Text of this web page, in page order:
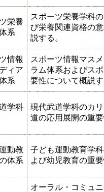
栄養
系
スポーツ栄養学科
び栄養関連資格の
説する。
情報
ィア
系
スポーツ情報マス
ラム体系およびス
要性について概説
学科
現代武道学科のカ
道の応用展開の重
動教
体系
子ども運動教育学
よび幼児教育の重
オーラル・コミュ